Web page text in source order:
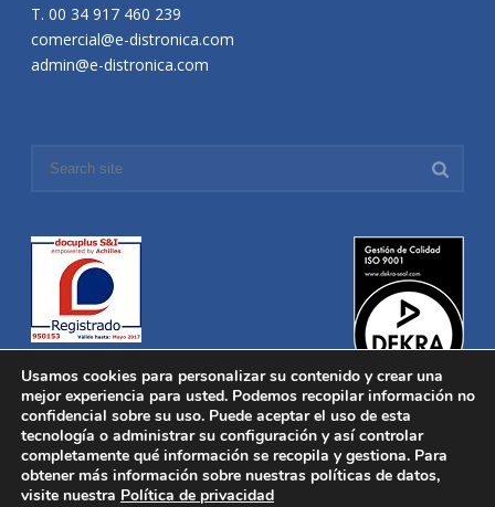
T. 00 34 917 460 239
comercial@e-distronica.com
admin@e-distronica.com
Distronica © 2016 Todos los derechos reservados.Aviso legal
Política de privacidad|Política de Cookies
Desarrollado porNucleosoft
Usamos cookies para personalizar su contenido y crear una
mejor experiencia para usted. Podemos recopilar información no
confidencial sobre su uso. Puede aceptar el uso de esta
tecnología o administrar su configuración y así controlar
completamente qué información se recopila y gestiona. Para
obtener más información sobre nuestras políticas de datos,
visite nuestra Política de privacidad